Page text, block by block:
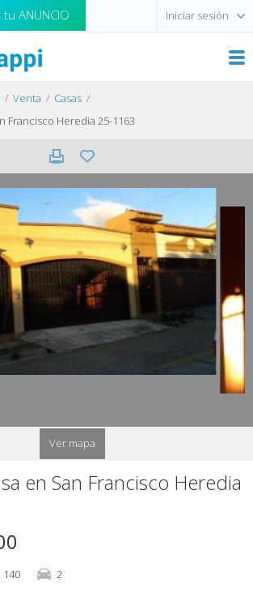
ANUNCIO Iniciar sesión
Venta
Casas
Francisco Heredia 25-1163
Ver mapa
en San Francisco Heredia
140 2